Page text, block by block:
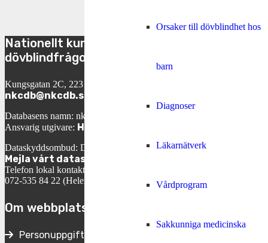
Orsaker till dövblindhet hos
barn
Diagnoser
Läkarnätverk
Vårdprogram
Sakkunniga medicinska
Nationellt kunskapscenter för
dövblindfrågor
Kungsgatan 2C, 223 50 Lund
nkcdb@nkcdb.se
Databasens namn: nkcdb.se
Ansvarig utgivare: Helene Engh
Dataskyddsombud: David Ericson
Mejla vårt dataskyddsombud
Telefon lokal kontaktperson:
072-535 84 22 (Helene Engh, VD)
Om webbplatsen
Personuppgifter